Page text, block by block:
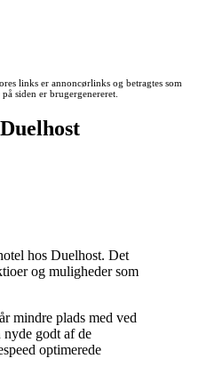
links er annoncørlinks og betragtes som
siden er brugergenereret.
hos Duelhost. Det
og muligheder som
mindre plads med ved
nyde godt af de
optimerede